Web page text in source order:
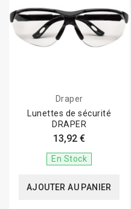
Draper
Lunettes de sécurité
DRAPER
13,92 €
En Stock
AJOUTER AU PANIER